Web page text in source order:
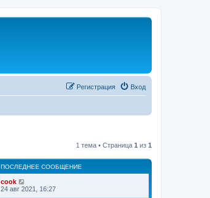
Вход
Регистрация
1 тема • Страница 1 из 1
ПОСЛЕДНЕЕ СООБЩЕНИЕ
cook
24 авг 2021, 16:27